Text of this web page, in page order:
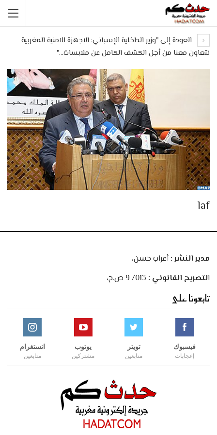
العودة إلى "وزير الداخلية الإسباني: الاجهزة الامنية المغربية
تتعاون معنا من أجل الكشف الكامل عن ملابسات…"
laf
مدير النشر :أعراب حسن،
التصريح القانوني :
تابعونا على
فيسبوك
إعجابات
تويتر
متابعين
يوتوب
مشتركين
انستغرام
متابعين